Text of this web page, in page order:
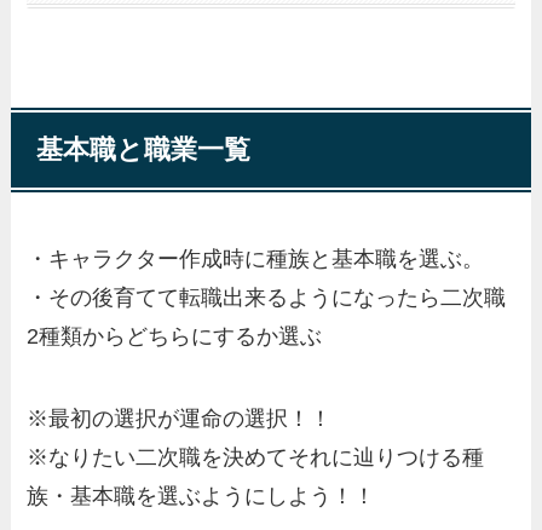
基本職と職業一覧
・キャラクター作成時に種族と基本職を選ぶ。
・その後育てて転職出来るようになったら二次職
2種類からどちらにするか選ぶ
※最初の選択が運命の選択！！
※なりたい二次職を決めてそれに辿りつける種
族・基本職を選ぶようにしよう！！